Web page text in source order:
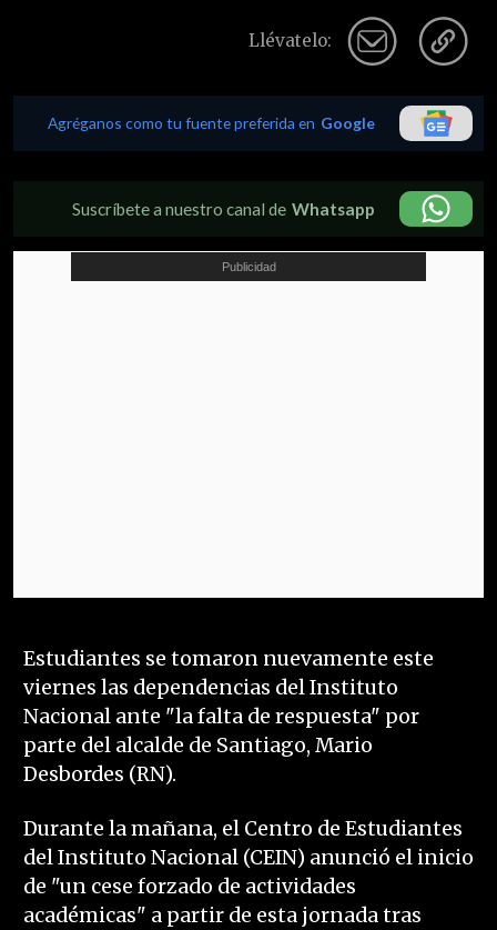
Llévatelo:
Agréganos como tu fuente preferida en Google
Suscríbete a nuestro canal de Whatsapp
Estudiantes se tomaron nuevamente este
viernes las dependencias del Instituto
Nacional ante "la falta de respuesta" por
parte del alcalde de Santiago, Mario
Desbordes (RN).
Durante la mañana, el Centro de Estudiantes
del Instituto Nacional (CEIN) anunció el inicio
de "un cese forzado de actividades
académicas" a partir de esta jornada tras